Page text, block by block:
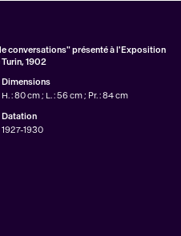
conversations" présenté à l'Exposition
1902
Dimensions
H. : 80 cm ; L. : 56 cm ; Pr. : 84 cm
Datation
1927-1930